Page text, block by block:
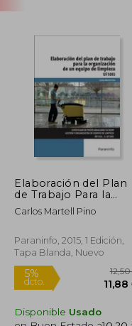
Elaboración del Plan
de Trabajo Para la
Organización de un
Equipo de Limpieza
Profesionalidad)
Carlos Martell Pino
Paraninfo, 2015, 1 Edición,
Tapa Blanda, Nuevo
Disponible Usado